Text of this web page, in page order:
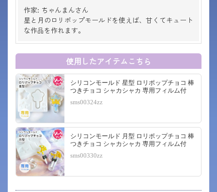
作家: ちゃんまんさん
星と月のロリポップモールドを使えば、甘くてキュート
な作品を作れます。
使用したアイテムこちら
シリコンモールド 星型 ロリポップチョコ 棒
つきチョコ シャカシャカ 専用フィルム付
sms00324zz
シリコンモールド 月型 ロリポップチョコ 棒
つきチョコ シャカシャカ 専用フィルム付
sms00330zz